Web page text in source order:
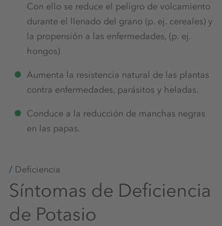
Con ello se reduce el peligro de volcamiento
durante el llenado del grano (p. ej. cereales) y
la propensión a las enfermedades, (p. ej.
hongos)
Aumenta la resistencia natural de las plantas
contra enfermedades, parásitos y heladas.
Conduce a la reducción de manchas negras
en las papas.
Deficiencia
Síntomas de Deficiencia
de Potasio